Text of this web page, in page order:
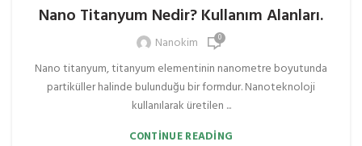
Nano Titanyum Nedir? Kullanım Alanları.
Nanokim 0
Nano titanyum, titanyum elementinin nanometre boyutunda
partiküller halinde bulunduğu bir formdur. Nanoteknoloji
kullanılarak üretilen ...
CONTINUE READING